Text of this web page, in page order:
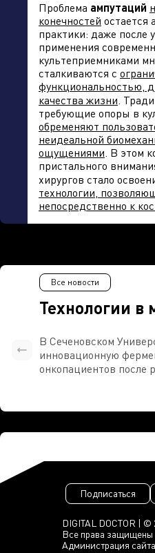
Проблема ампутаций
конечностей остается
практики: даже после
применения
культеприемниками
сталкиваются с
функциональностью,
качества жизни.
требующие опоры в
обременяют
неидеальной
ощущениями. В этом
пристального
хирургов стало
технологии,
непосредственно к
Технологии в
Все новости
В Сеченовском
инновационную
онкопациентов после
DIGITAL DOCTOR | ©
Все права защищены
Администрация
Подписаться